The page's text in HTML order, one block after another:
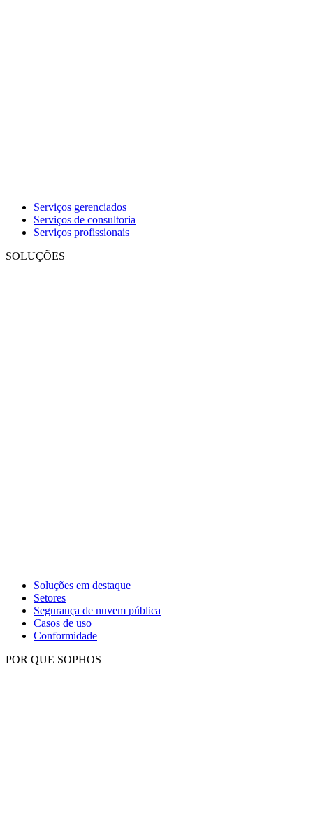
Serviços gerenciados
Serviços de consultoria
Serviços profissionais
SOLUÇÕES
Soluções em destaque
Setores
Segurança de nuvem pública
Casos de uso
Conformidade
POR QUE SOPHOS